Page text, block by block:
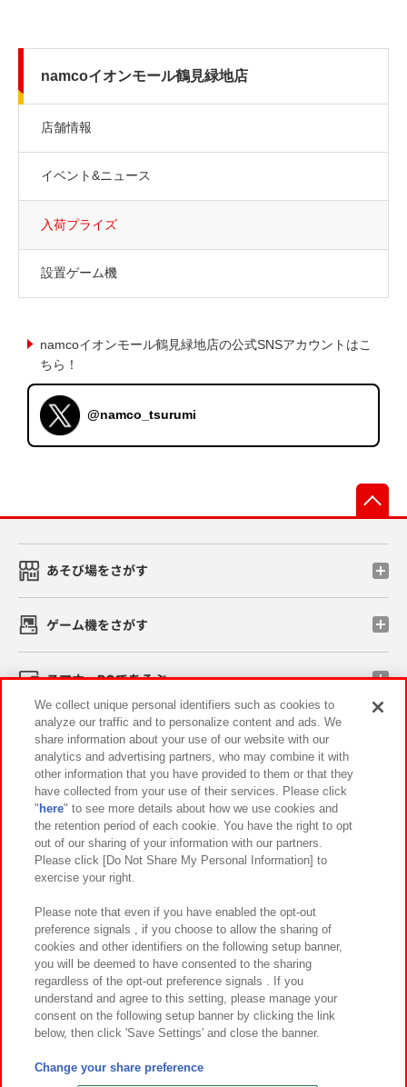
namcoイオンモール鶴見緑地店
店舗情報
イベント&ニュース
入荷プライズ
設置ゲーム機
namcoイオンモール鶴見緑地店の公式SNSアカウントはこ
ちら！
@namco_tsurumi
あそび場をさがす
ゲーム機をさがす
スマホ・PCであそぶ
イベント・キャンペーン
関連会社 サステナビリティ サイトポリシー
プライバシーポリシー ウェブアクセシビリティ方針と検証結果
お取引先さまとともに
カスタマーハラスメント対応方針 よくあるご質問・お問い合わせ
©Bandai Namco Amusement Inc.
©Bandai Namco Amusement Lab Inc.
We collect unique personal identifiers such as cookies to
analyze our traffic and to personalize content and ads. We
share information about your use of our website with our
analytics and advertising partners, who may combine it with
other information that you have provided to them or that they
have collected from your use of their services. Please click
" here" to see more details about how we use cookies and
the retention period of each cookie. You have the right to opt
out of our sharing of your information with our partners.
Please click [Do Not Share My Personal Information] to
exercise your right.
Please note that even if you have enabled the opt-out
preference signals , if you choose to allow the sharing of
cookies and other identifiers on the following setup banner,
you will be deemed to have consented to the sharing
regardless of the opt-out preference signals . If you
understand and agree to this setting, please manage your
consent on the following setup banner by clicking the link
below, then click 'Save Settings' and close the banner.
Change your share preference